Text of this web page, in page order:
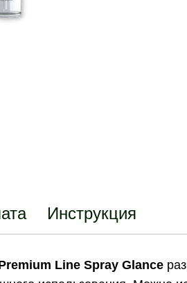
Инструкция
Line Spray Glance